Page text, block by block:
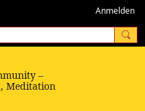
Anmelden